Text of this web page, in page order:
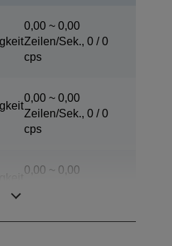
0,00 ~ 0,00
Zeilen/Sek., 0 / 0
cps
0,00 ~ 0,00
Zeilen/Sek., 0 / 0
cps
0,00 ~ 0,00